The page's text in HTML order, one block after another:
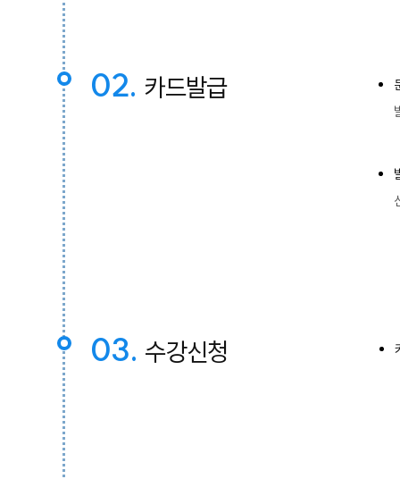
02. 카드발급
03. 수강신청